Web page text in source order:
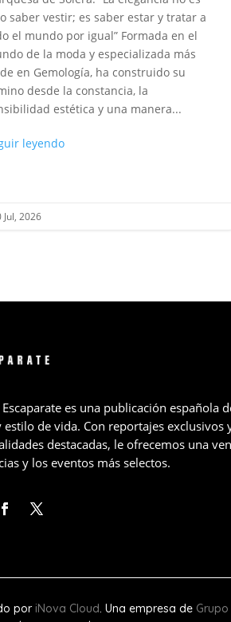
saber vestir; es saber estar y tratar a
el mundo por igual” Formada en el
de la moda y especializada más
en Gemología, ha construido su
desde la constancia, la
estética y una manera...
leyendo
Jul, 2026
Escaparate es una publicación española
estilo de vida. Con reportajes exclusivos
destacadas, le ofrecemos una
y los eventos más selectos.
por iNova Cloud. Una empresa de